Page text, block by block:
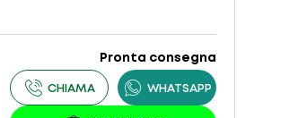
Pronta consegna